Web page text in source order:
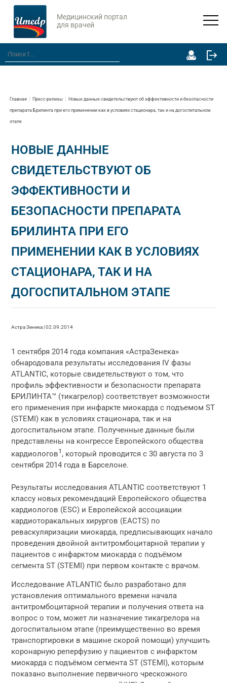
Медицинский портал
для врачей
Главная Пресс-релизы Новые данные свидетельствуют об эффективности и безопасности
препарата Брилинта при его применении как в условиях стационара, так и на догоспитальном
этапе
НОВЫЕ ДАННЫЕ
СВИДЕТЕЛЬСТВУЮТ ОБ
ЭФФЕКТИВНОСТИ И
БЕЗОПАСНОСТИ ПРЕПАРАТА
БРИЛИНТА ПРИ ЕГО
ПРИМЕНЕНИИ КАК В УСЛОВИЯХ
СТАЦИОНАРА, ТАК И НА
ДОГОСПИТАЛЬНОМ ЭТАПЕ
Астра Зенека | 02.09.2014
1 сентября 2014 года компания «АстраЗенека»
обнародовала результаты исследования IV фазы
ATLANTIC, которые свидетельствуют о том, что
профиль эффективности и безопасности препарата
БРИЛИНТА™ (тикагрелор) соответствует возможности
его применения при инфаркте миокарда с подъемом ST
(STEMI) как в условиях стационара, так и на
догоспитальном этапе. Полученные данные были
представлены на конгрессе Европейского общества
кардиологов1 , который проводится с 30 августа по 3
сентября 2014 года в Барселоне.
Результаты исследования ATLANTIC соответствуют 1
классу новых рекомендаций Европейского общества
кардиологов (ESC) и Европейской ассоциации
кардиоторакальных хирургов (EACTS) по
реваскуляризации миокарда, предписывающих начало
проведения двойной антитромбоцитарной терапии у
пациентов с инфарктом миокарда с подъёмом
сегмента ST (STEMI) при первом контакте с врачом.
Исследование ATLANTIC было разработано для
установления оптимального времени начала
антитромбоцитарной терапии и получения ответа на
вопрос о том, может ли назначение тикагрелора на
догоспитальном этапе (преимущественно во время
транспортировки в машине скорой помощи) улучшить
коронарную реперфузию у пациентов с инфарктом
миокарда с подъёмом сегмента ST (STEMI), которым
показано выполнение первичного чрескожного